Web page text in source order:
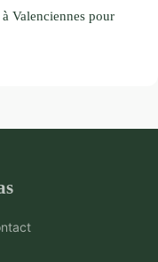
Valenciennes pour